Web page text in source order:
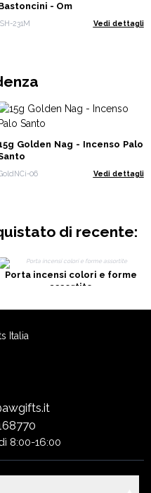
- Om
231M Vedi dettagli
Golden Nag - Incenso Palo
06 Vedi dettagli
di recente:
Porta incensi colori e forme
assortite
8:00-16:00